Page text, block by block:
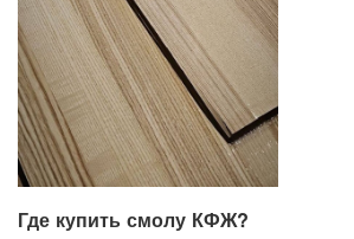
Где купить смолу КФЖ?